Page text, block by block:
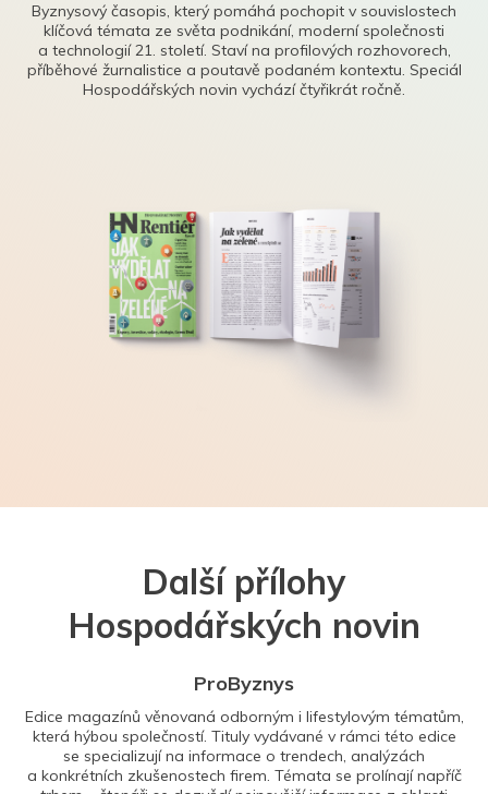
Byznysový časopis, který pomáhá pochopit v souvislostech
klíčová témata ze světa podnikání, moderní společnosti
a technologií 21. století. Staví na profilových rozhovorech,
příběhové žurnalistice a poutavě podaném kontextu. Speciál
Hospodářských novin vychází čtyřikrát ročně.
Další přílohy
Hospodářských novin
ProByznys
Edice magazínů věnovaná odborným i lifestylovým tématům,
která hýbou společností. Tituly vydávané v rámci této edice
se specializují na informace o trendech, analýzách
a konkrétních zkušenostech firem. Témata se prolínají napříč